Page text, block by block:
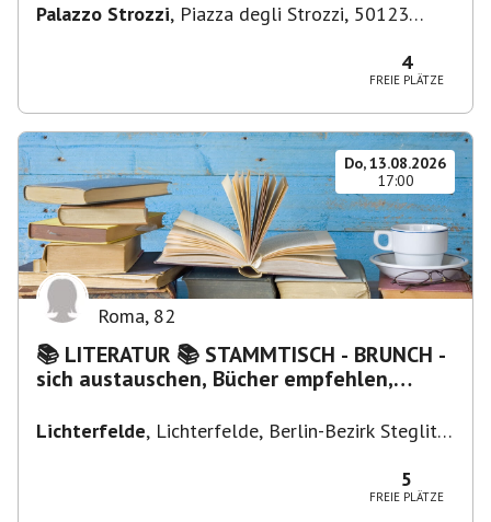
Palazzo Strozzi, Piazza degli Strozzi, 50123
4
FREIE PLÄTZE
Do, 13.08.2026
17:00
Roma, 82
📚 LITERATUR 📚 STAMMTISCH - BRUNCH -
sich austauschen, Bücher empfehlen,
Lichterfelde, Lichterfelde, Berlin-Bezirk Steglitz-
5
FREIE PLÄTZE